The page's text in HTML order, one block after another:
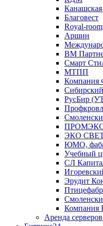
Канашская
Благовест
Royal-room
Аршин
ВМ
Смарт
МТПП
Компания
РусБир
ЭКО
ЮМО,
Учебный
СЛ
Эрудит
Компания
Аренда